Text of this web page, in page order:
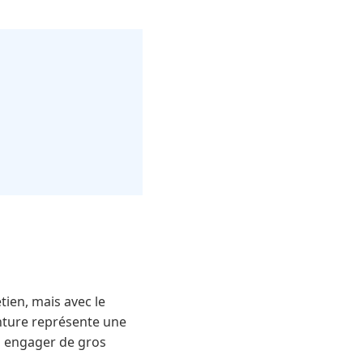
mais avec le
représente une
de gros